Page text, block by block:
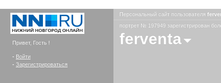
Привет, Гость !
- Войти
- Зарегистрироваться
Персональный сайт пользователя
портрет № 197949 зарегистрирован
ferventa